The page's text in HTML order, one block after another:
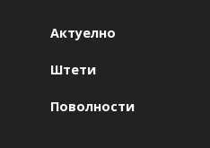
Актуелно
Штети
Поволности